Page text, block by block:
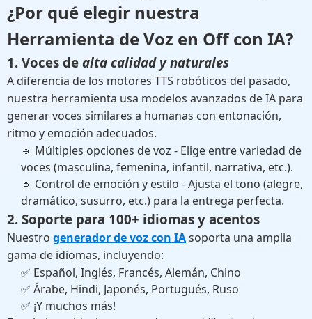
¿Por qué elegir nuestra
Herramienta de Voz en Off con IA?
1. Voces de alta calidad y naturales
A diferencia de los motores TTS robóticos del pasado,
nuestra herramienta usa modelos avanzados de IA para
generar voces similares a humanas con entonación,
ritmo y emoción adecuados.
🔹 Múltiples opciones de voz - Elige entre variedad de
voces (masculina, femenina, infantil, narrativa, etc.).
🔹 Control de emoción y estilo - Ajusta el tono (alegre,
dramático, susurro, etc.) para la entrega perfecta.
2. Soporte para 100+ idiomas y acentos
Nuestro generador de voz con IAsoporta una amplia
gama de idiomas, incluyendo:
✅ Español, Inglés, Francés, Alemán, Chino
✅ Árabe, Hindi, Japonés, Portugués, Ruso
✅ ¡Y muchos más!